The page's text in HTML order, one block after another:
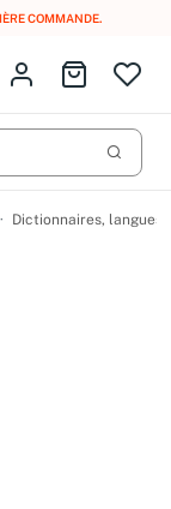
COMMANDE.
Lancer
cherchiez ?
Identifiez-vous
Aller au
Dictionnaires, langues